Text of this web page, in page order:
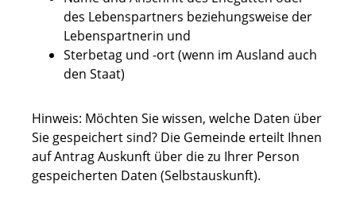
des Lebenspartners beziehungsweise der
Lebenspartnerin und
Sterbetag und -ort (wenn im Ausland auch
den Staat)
Hinweis: Möchten Sie wissen, welche Daten über
Sie gespeichert sind? Die Gemeinde erteilt Ihnen
auf Antrag Auskunft über die zu Ihrer Person
gespeicherten Daten (Selbstauskunft).